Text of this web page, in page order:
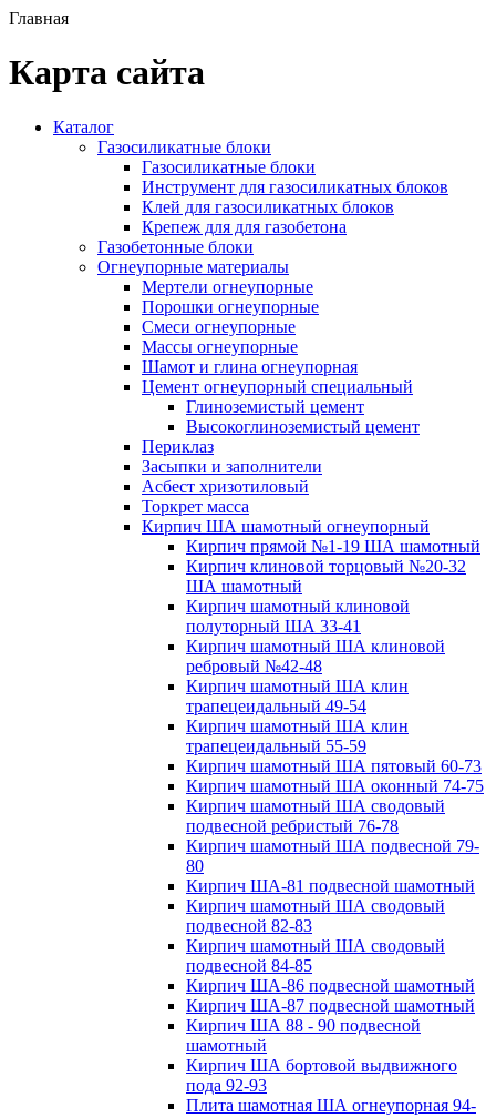
Главная
Карта сайта
Каталог
Газосиликатные блоки
Газосиликатные блоки
Инструмент для газосиликатных блоков
Клей для газосиликатных блоков
Крепеж для для газобетона
Газобетонные блоки
Огнеупорные материалы
Мертели огнеупорные
Порошки огнеупорные
Смеси огнеупорные
Массы огнеупорные
Шамот и глина огнеупорная
Цемент огнеупорный специальный
Глиноземистый цемент
Высокоглиноземистый цемент
Периклаз
Засыпки и заполнители
Асбест хризотиловый
Торкрет масса
Кирпич ША шамотный огнеупорный
Кирпич прямой №1-19 ША шамотный
Кирпич клиновой торцовый №20-32
ША шамотный
Кирпич шамотный клиновой
полуторный ША 33-41
Кирпич шамотный ША клиновой
ребровый №42-48
Кирпич шамотный ША клин
трапецеидальный 49-54
Кирпич шамотный ША клин
трапецеидальный 55-59
Кирпич шамотный ША пятовый 60-73
Кирпич шамотный ША оконный 74-75
Кирпич шамотный ША сводовый
подвесной ребристый 76-78
Кирпич шамотный ША подвесной 79-
80
Кирпич ША-81 подвесной шамотный
Кирпич шамотный ША сводовый
подвесной 82-83
Кирпич шамотный ША сводовый
подвесной 84-85
Кирпич ША-86 подвесной шамотный
Кирпич ША-87 подвесной шамотный
Кирпич ША 88 - 90 подвесной
шамотный
Кирпич ША бортовой выдвижного
пода 92-93
Плита шамотная ША огнеупорная 94-